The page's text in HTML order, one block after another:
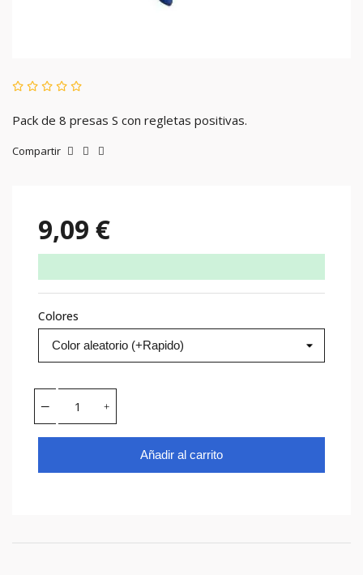
Pack de 8 presas S con regletas positivas.
Compartir
9,09 €
Colores
Añadir al carrito